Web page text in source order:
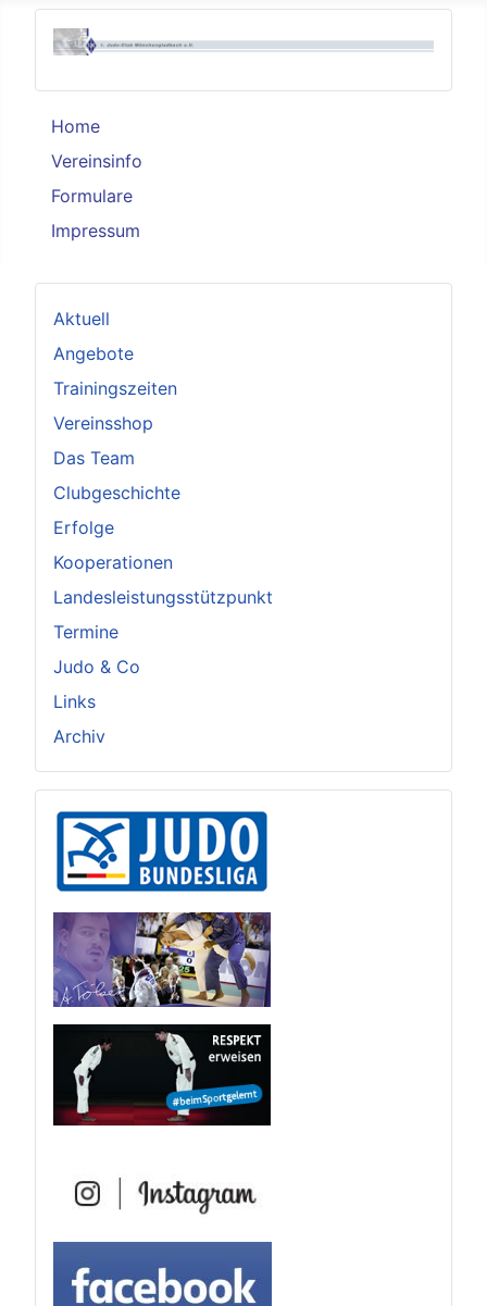
Home
Vereinsinfo
Formulare
Impressum
Aktuell
Angebote
Trainingszeiten
Vereinsshop
Das Team
Clubgeschichte
Erfolge
Kooperationen
Landesleistungsstützpunkt
Termine
Judo & Co
Links
Archiv